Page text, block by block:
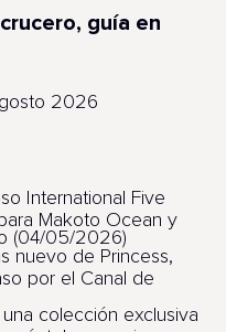
guía en
2026
International Five
Makoto Ocean y
(04/05/2026)
nuevo de Princess,
por el Canal de
una colección exclusiva